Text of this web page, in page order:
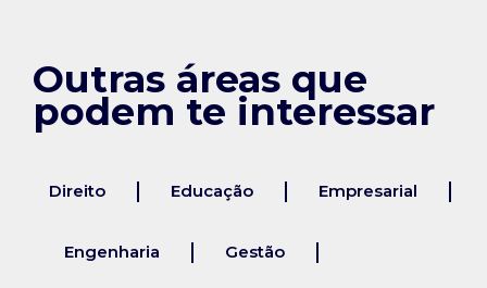
Outras áreas que
podem te interessar
Direito Educação Empresarial
Engenharia Gestão